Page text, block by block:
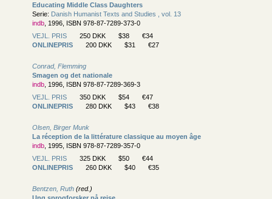
Educating Middle Class Daughters
Serie: Danish Humanist Texts and Studies , vol. 13
indb , 1996, ISBN 978-87-7289-373-0
VEJL. PRIS
250 DKK $38
€34
ONLINEPRIS
200 DKK $31 €27
Conrad, Flemming
Smagen og det nationale
indb , 1996, ISBN 978-87-7289-369-3
VEJL. PRIS
350 DKK $54
€47
ONLINEPRIS
280 DKK $43 €38
Olsen, Birger Munk
La réception de la littérature classique au moyen âge
indb , 1995, ISBN 978-87-7289-357-0
VEJL. PRIS
325 DKK $50
€44
ONLINEPRIS
260 DKK $40 €35
Bentzen, Ruth (red.)